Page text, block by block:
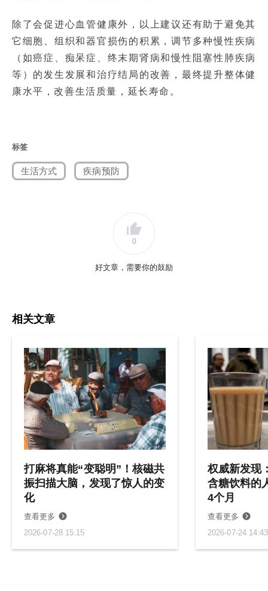
除了会促进心血管健康外，以上建议还有助于避免其
它细胞、组织和器官损伤的积累，调节多种慢性疾病
（如癌症、痴呆症、终末期肾病和慢性阻塞性肺疾病
等）的发生发展和治疗结局的改善，最终提升整体健
康水平，改善生活质量，延长寿命。
标签
生活方式 疾病预防
0
好文章，需要你的鼓励
相关文章
打麻将真能“变聪明”！核磁共
振扫描大脑，发现了惊人的变
化
查看更多
2026-07-28 15:15
权威新发现
含糖饮料的
4个月
查看更多
2026-07-24 14:43